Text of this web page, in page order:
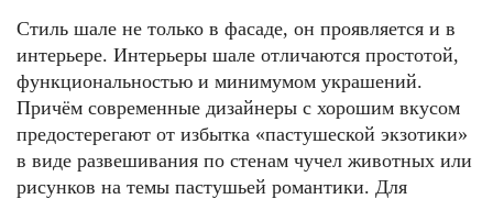
Стиль шале не только в фасаде, он проявляется и в
интерьере. Интерьеры шале отличаются простотой,
функциональностью и минимумом украшений.
Причём современные дизайнеры с хорошим вкусом
предостерегают от избытка «пастушеской экзотики»
в виде развешивания по стенам чучел животных или
рисунков на темы пастушьей романтики. Для